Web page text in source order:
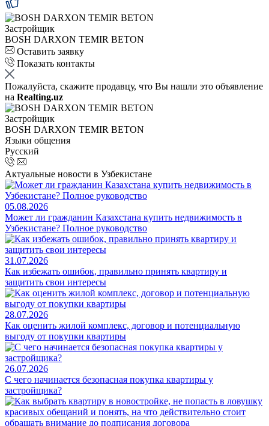
Застройщик
BOSH DARXON TEMIR BETON
Оставить заявку
Показать контакты
Пожалуйста, скажите продавцу, что Вы нашли это объявление
на Realting.uz
Застройщик
BOSH DARXON TEMIR BETON
Языки общения
Русский
Актуальные новости в Узбекистане
05.08.2026
Может ли гражданин Казахстана купить недвижимость в
Узбекистане? Полное руководство
31.07.2026
Как избежать ошибок, правильно принять квартиру и
защитить свои интересы
28.07.2026
Как оценить жилой комплекс, договор и потенциальную
выгоду от покупки квартиры
26.07.2026
С чего начинается безопасная покупка квартиры у
застройщика?